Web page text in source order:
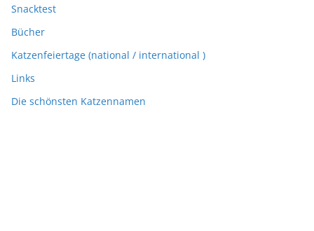
Snacktest
Bücher
Katzenfeiertage (national / international )
Links
Die schönsten Katzennamen